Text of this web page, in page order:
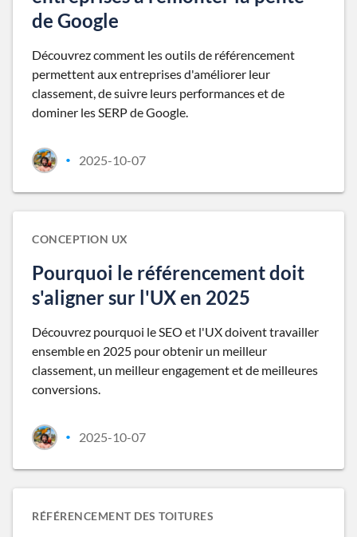
de Google
Découvrez comment les outils de référencement
permettent aux entreprises d'améliorer leur
classement, de suivre leurs performances et de
dominer les SERP de Google.
• 2025-10-07
CONCEPTION UX
Pourquoi le référencement doit
s'aligner sur l'UX en 2025
Découvrez pourquoi le SEO et l'UX doivent travailler
ensemble en 2025 pour obtenir un meilleur
classement, un meilleur engagement et de meilleures
conversions.
• 2025-10-07
RÉFÉRENCEMENT DES TOITURES